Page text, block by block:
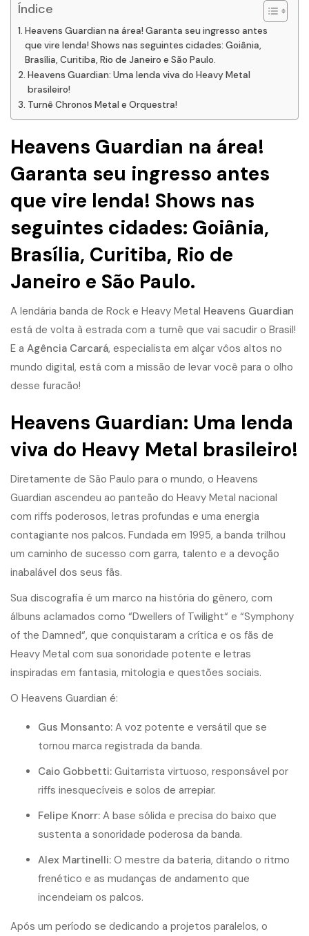
Índice
Heavens Guardian na área! Garanta seu ingresso antes
que vire lenda! Shows nas seguintes cidades: Goiânia,
Brasília, Curitiba, Rio de Janeiro e São Paulo.
Heavens Guardian: Uma lenda viva do Heavy Metal
brasileiro!
Turnê Chronos Metal e Orquestra!
Heavens Guardian na área!
Garanta seu ingresso antes
que vire lenda! Shows nas
seguintes cidades: Goiânia,
Brasília, Curitiba, Rio de
Janeiro e São Paulo.
A lendária banda de Rock e Heavy Metal Heavens Guardian
está de volta à estrada com a turnê que vai sacudir o Brasil!
E a Agência Carcará, especialista em alçar vôos altos no
mundo digital, está com a missão de levar você para o olho
desse furacão!
Heavens Guardian: Uma lenda
viva do Heavy Metal brasileiro!
Diretamente de São Paulo para o mundo, o Heavens
Guardian ascendeu ao panteão do Heavy Metal nacional
com riffs poderosos, letras profundas e uma energia
contagiante nos palcos. Fundada em 1995, a banda trilhou
um caminho de sucesso com garra, talento e a devoção
inabalável dos seus fãs.
Sua discografa é um marco na história do gênero, com
álbuns aclamados como “Dwellers of Twilight“ e “Symphony
of the Damned“, que conquistaram a crítica e os fãs de
Heavy Metal com sua sonoridade potente e letras
inspiradas em fantasia, mitologia e questões sociais.
O Heavens Guardian é:
Gus Monsanto: A voz potente e versátil que se
tornou marca registrada da banda.
Caio Gobbetti: Guitarrista virtuoso, responsável por
riffs inesquecíveis e solos de arrepiar.
Felipe Knorr: A base sólida e precisa do baixo que
sustenta a sonoridade poderosa da banda.
Alex Martinelli: O mestre da bateria, ditando o ritmo
frenético e as mudanças de andamento que
incendeiam os palcos.
Após um período se dedicando a projetos paralelos, o